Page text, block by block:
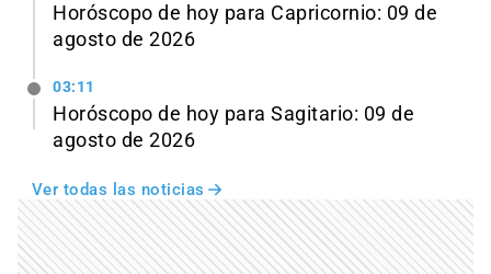
Horóscopo de hoy para Capricornio: 09 de
agosto de 2026
03:11
Horóscopo de hoy para Sagitario: 09 de
agosto de 2026
Ver todas las noticias